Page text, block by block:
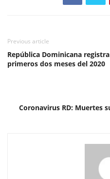
Previous article
República Dominicana
primeros dos meses del 2020
Coronavirus RD: Muertes